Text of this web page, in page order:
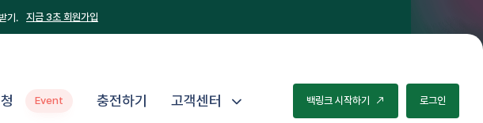
기. 지금 3초 회원가입
Event 충전하기 고객센터 백링크 시작하기 로그인